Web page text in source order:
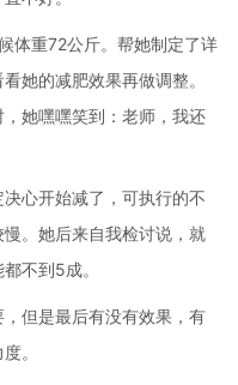
体重72公斤。帮她制定了详
她的减肥效果再做调整。
她嘿嘿笑到：老师，我还
心开始减了，可执行的不
。她后来自我检讨说，就
不到5成。
但是最后有没有效果，有
。